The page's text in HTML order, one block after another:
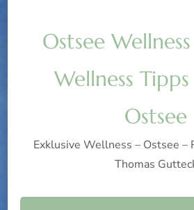
Ostsee
Wellness
Ostsee
Exklusive Wellness – Ostsee –
Thomas